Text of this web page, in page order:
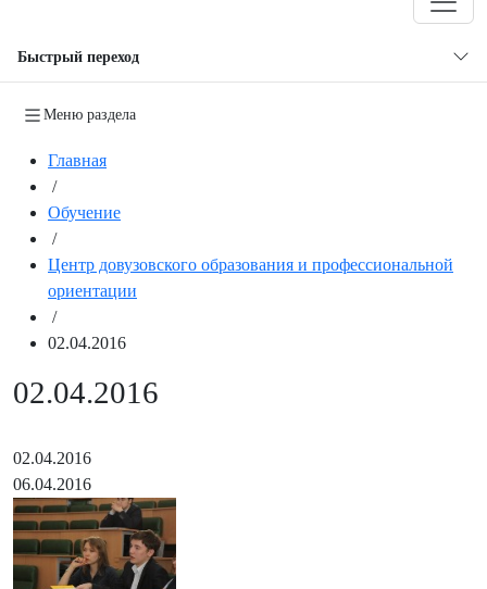
Быстрый переход
Меню раздела
Главная
/
Обучение
/
Центр довузовского образования и профессиональной
ориентации
/
02.04.2016
02.04.2016
02.04.2016
06.04.2016